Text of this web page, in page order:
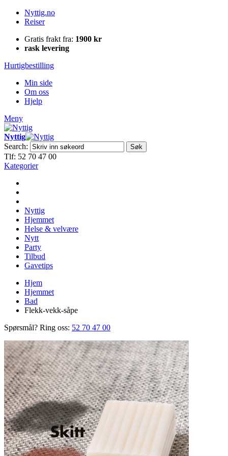
Nyttig.no
Reiser
Gratis frakt fra: 1900 kr
rask levering
Hurtigbestilling
Min side
Om oss
Hjelp
Meny
Nyttig
Search:
Søk
Tlf: 52 70 47 00
Kategorier
Nyttig
Hjemmet
Helse & velvære
Nytt
Party
Tilbud
Gavetips
Hjem
Hjemmet
Bad
Flekk-vekk-såpe
Spørsmål? Ring oss: 52 70 47 00